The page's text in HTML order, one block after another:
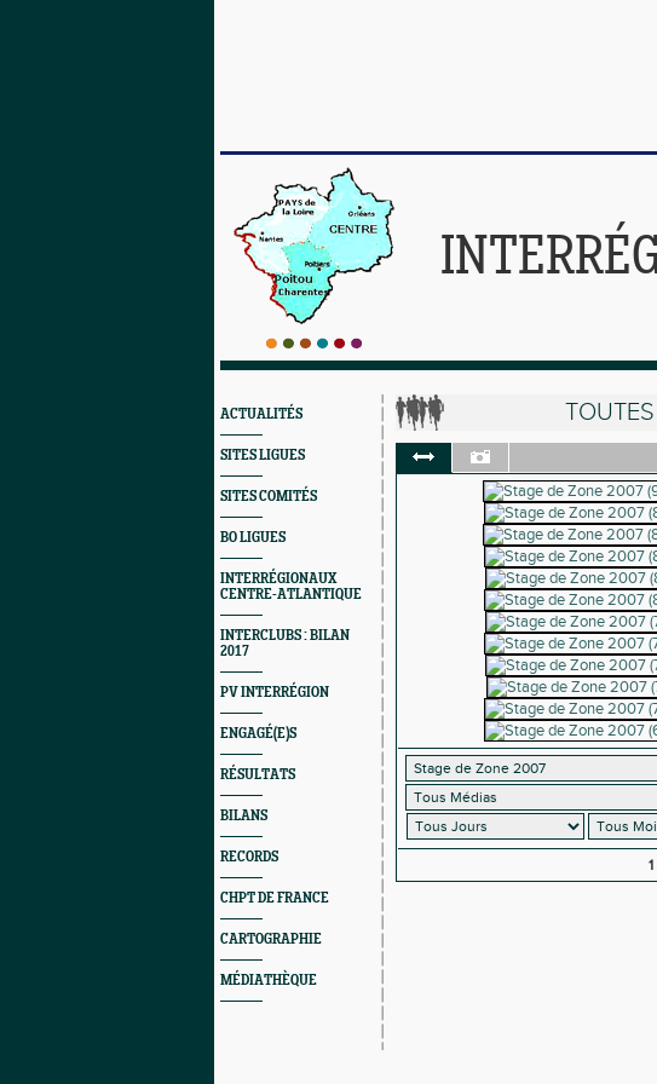
ACTUALITÉS
SITES LIGUES
SITES COMITÉS
BO LIGUES
INTERRÉGIONAUX
CENTRE-ATLANTIQUE
INTERCLUBS : BILAN
2017
PV INTERRÉGION
ENGAGÉ(E)S
RÉSULTATS
BILANS
RECORDS
CHPT DE FRANCE
CARTOGRAPHIE
MÉDIATHÈQUE
1